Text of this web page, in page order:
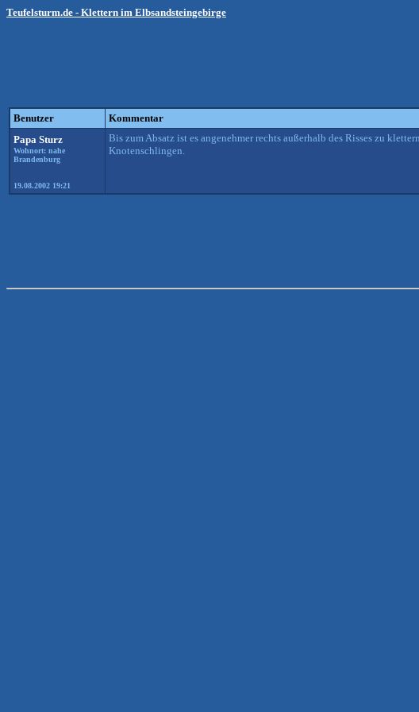
Teufelsturm.de - Klettern im Elbsandsteingebirge
Benutzer Kommentar
Papa Sturz
Wohnort: nahe
Brandenburg
19.08.2002 19:21
Bis zum Absatz ist es angenehmer rechts außerhalb des Risses zu
Knotenschlingen.